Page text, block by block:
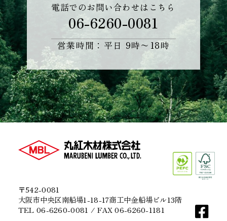
電話でのお問い合わせはこちら
06-6260-0081
営業時間：平日 9時〜18時
〒542-0081
大阪市中央区南船場1-18-17商工中金船場ビル13階
TEL 06-6260-0081 / FAX 06-6260-1181